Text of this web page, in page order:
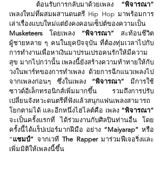
	ต้อนรับการกลับมาด้วยเพลง
“พิจารณา”
เพลงใหม่ที่ผสมผสานดนตรี Hip Hop มาพร้อมการ
Musketeers โดยเพลง “พิจารณา” สะท้อนชีวิต
ผู้ชายหลาย ๆ คนในยุคปัจจุบัน ที่ต้องทุ่มเวลาไปกับ
การทำงานเพื่อหาเงินมาปรนเปรอคนรักให้มีความ
สุข มากไปกว่านั้น เพลงนี้ยังสร้างความท้าทายให้กับ
วงในพาร์ทของการทำเพลง ด้วยการฉีกแนวเพลงไป
จากเพลงก่อนๆ ซึ่งในเพลง “พิจารณา” มีการใช้
ซาวด์อิเล็กทรอนิกส์เพิ่มมากขึ้น รวมถึงการปรับ
เปลี่ยนจังหวะดนตรีที่ฟังแล้วสนุกแฟนเพลงสามารถ
โยกตามได้ และอีกหนึ่งไฮไลต์คือ เพลง “พิจารณา”
จะเป็นครั้งแรกที่ ได้ร่วมงานกับศิลปินท่านอื่น โดย
ครั้งนี้ได้แร็ปเปอร์มากฝีมือ อย่าง “Maiyarap” หรือ
“แชมป์” จากเวที The Rapper มาร่วมฟีเจอริ่งและ
เพิ่มมิติให้เพลงนี้ขึ้น